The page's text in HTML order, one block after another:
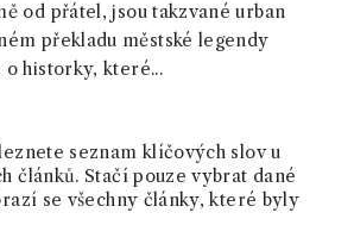
od přátel, jsou takzvané urban
překladu městské legendy
o historky, které...
seznam klíčových slov u
článků. Stačí pouze vybrat dané
se všechny články, které byly